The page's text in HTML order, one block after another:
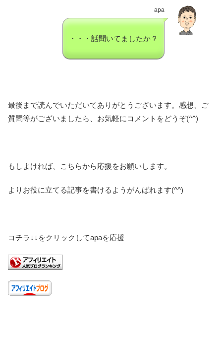
apa
・・・話聞いてましたか？
最後まで読んでいただいてありがとうございます。感想、ご
質問等がございましたら、お気軽にコメントをどうぞ(^^)
もしよければ、こちらから応援をお願いします。
よりお役に立てる記事を書けるようがんばれます(^^)
コチラ↓↓をクリックしてapaを応援